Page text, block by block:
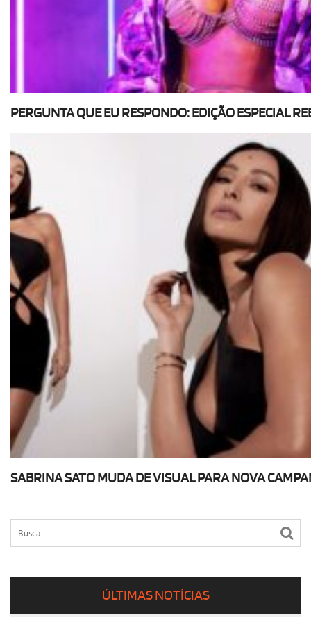
PERGUNTA QUE EU RESPONDO: EDIÇÃO ESPECIAL
SABRINA SATO MUDA DE VISUAL PARA NOVA
ÚLTIMAS NOTÍCIAS